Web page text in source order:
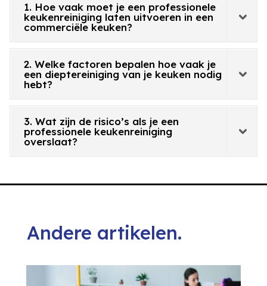
1. Hoe vaak moet je een professionele
keukenreiniging laten uitvoeren in een
commerciële keuken?
2. Welke factoren bepalen hoe vaak je
een dieptereiniging van je keuken nodig
hebt?
3. Wat zijn de risico’s als je een
professionele keukenreiniging
overslaat?
Andere artikelen.